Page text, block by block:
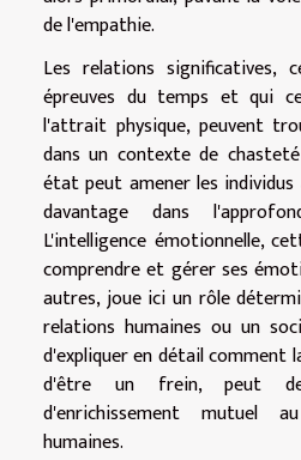
de l'empathie.
Les relations significatives,
épreuves du temps et qui
l'attrait physique, peuvent
dans un contexte de
état peut amener les
davantage dans
L'intelligence émotionnelle,
comprendre et gérer ses
autres, joue ici un rôle
relations humaines ou un
d'expliquer en détail comment
d'être un frein, peut
d'enrichissement mutuel
humaines.